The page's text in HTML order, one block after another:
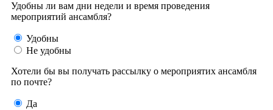
Удобны ли вам дни недели и время проведения
мероприятий ансамбля?
Удобны
Не удобны
Хотели бы вы получать рассылку о мероприятих ансамбля
по почте?
Да